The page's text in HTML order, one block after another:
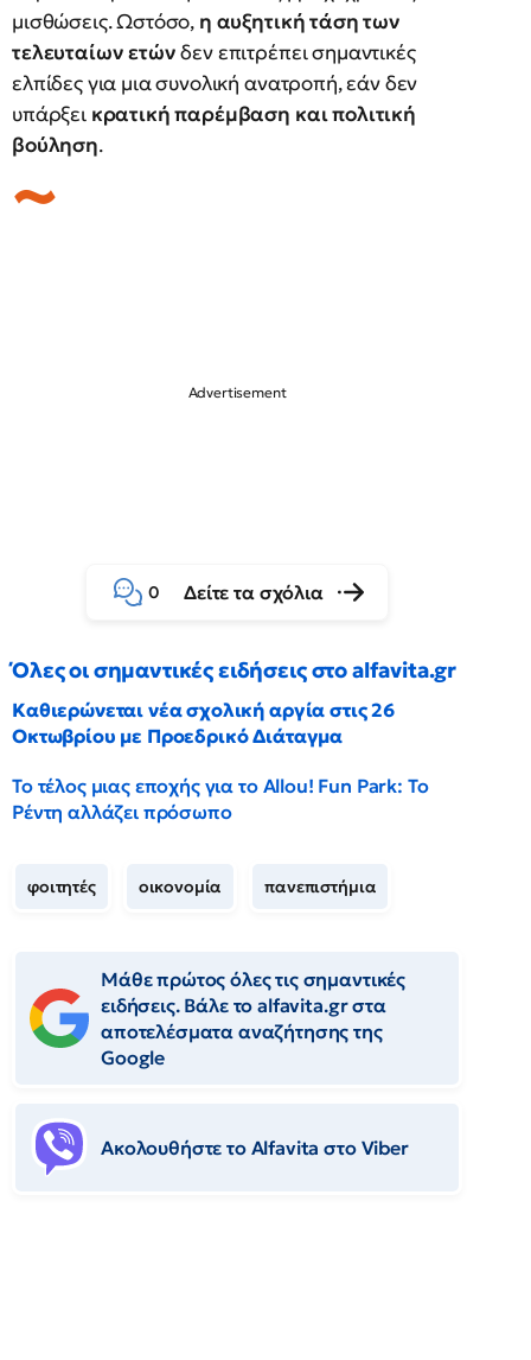
μισθώσεις. Ωστόσο, η αυξητική τάση των
τελευταίων ετώνδεν επιτρέπει σημαντικές
ελπίδες για μια συνολική ανατροπή, εάν δεν
υπάρξει κρατική παρέμβαση και πολιτική
βούληση.
0 Δείτε τα σχόλια
Όλες οι σημαντικές ειδήσεις στο alfavita.gr
Καθιερώνεται νέα σχολική αργία στις 26
Οκτωβρίου με Προεδρικό Διάταγμα
Το τέλος μιας εποχής για το Allou! Fun Park: Το
Ρέντη αλλάζει πρόσωπο
φοιτητές οικονομία πανεπιστήμια
Μάθε πρώτος όλες τις σημαντικές
ειδήσεις. Βάλε το alfavita.gr στα
αποτελέσματα αναζήτησης της
Google
Ακολουθήστε το Αlfavita στο Viber